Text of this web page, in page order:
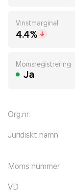
Vinstmarginal
4.4%
Momsregistrering
Ja
Org.nr.
Juridiskt namn
Moms nummer
VD